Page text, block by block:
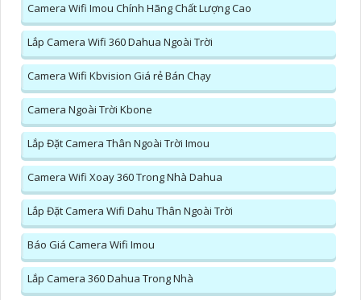
Camera Wifi Imou Chính Hãng Chất Lượng Cao
Lắp Camera Wifi 360 Dahua Ngoài Trời
Camera Wifi Kbvision Giá rẻ Bán Chạy
Camera Ngoài Trời Kbone
Lắp Đặt Camera Thân Ngoài Trời Imou
Camera Wifi Xoay 360 Trong Nhà Dahua
Lắp Đặt Camera Wifi Dahu Thân Ngoài Trời
Báo Giá Camera Wifi Imou
Lắp Camera 360 Dahua Trong Nhà